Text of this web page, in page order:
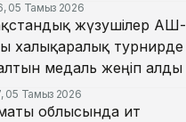
05 Тамыз 2026
жүзушілер АҚШ-
халықаралық турнирде
медаль жеңіп алды
05 Тамыз 2026
облысында ит